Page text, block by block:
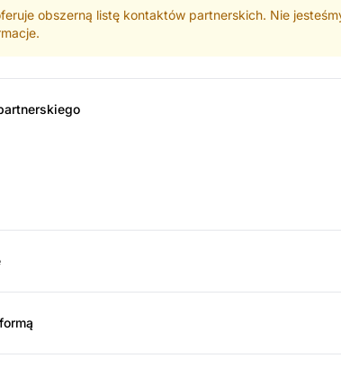
obszerną listę kontaktów partnerskich. Nie